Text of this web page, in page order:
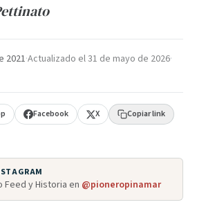
2021·Actualizado el31 de mayo de 2026·
Facebook X Copiar link
Feed y Historia en @pioneropinamar